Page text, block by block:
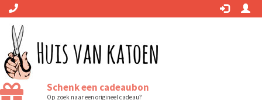
Schenk een cadeaubon
Op zoek naar een origineel cadeau?